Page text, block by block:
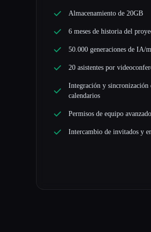
Almacenamiento de 20GB
6 meses de historia del
50.000 generaciones de IA/
20 asistentes por
Integración y sincronización
calendarios
Permisos de equipo
Intercambio de invitados y